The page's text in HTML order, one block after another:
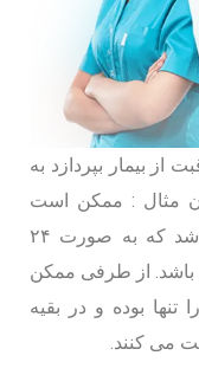
از بیمار بپردازد به
مثال : ممکن است
شرایط و وضعیت بیمار به گونه ای باشد که به صورت ۲۴
باشد. از طرفی ممکن
بوده و در بقیه
می کنند.